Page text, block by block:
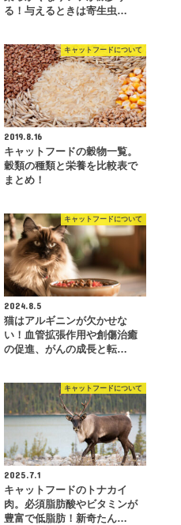
る！与えるときは寄生虫…
キャットフードについて
2019.8.16
キャットフードの穀物一覧。
穀類の種類と栄養を比較表で
まとめ！
キャットフードについて
2024.8.5
猫はアルギニンが欠かせな
い！血管拡張作用や創傷治癒
の促進、がんの成長と転…
キャットフードについて
2025.7.1
キャットフードのトナカイ
肉。必須脂肪酸やビタミンが
豊富で低脂肪！新奇たん…